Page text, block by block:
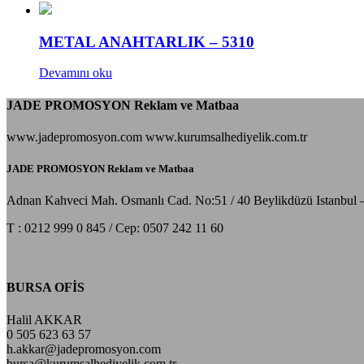
METAL ANAHTARLIK – 5310
Devamını oku
JADE PROMOSYON Reklam ve Matbaa
www.jadepromosyon.com www.kurumsalhediyelik.com.tr
JADE PROMOSYON Reklam ve Matbaa
Adnan Kahveci Mah. Osmanlı Cad. No:51 / 40 Beylikdüzü Istanbul
T : 0212 999 0 845 / Cep: 0507 242 11 60
BURSA OFİS
Halil AKKAR
0 505 623 63 57
h.akkar@jadepromosyon.com